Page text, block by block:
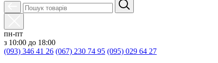
пн-пт
з 10:00 до 18:00
(093) 346 41 26 (067) 230 74 95 (095) 029 64 27